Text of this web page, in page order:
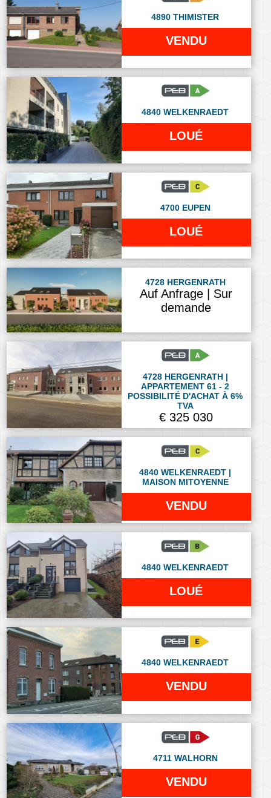
4890 THIMISTER
VENDU
4840 WELKENRAEDT
LOUÉ
4700 EUPEN
LOUÉ
4728 HERGENRATH
Auf Anfrage | Sur
demande
4728 HERGENRATH |
APPARTEMENT 61 - 2
POSSIBILITÉ D'ACHAT À 6%
TVA
€ 325 030
4840 WELKENRAEDT |
MAISON MITOYENNE
VENDU
4840 WELKENRAEDT
LOUÉ
4840 WELKENRAEDT
VENDU
4711 WALHORN
VENDU